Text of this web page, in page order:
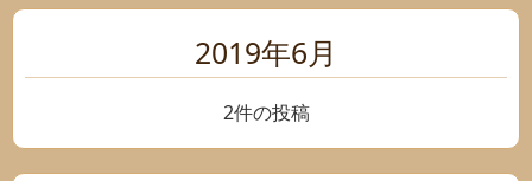
2019年6月
2件の投稿